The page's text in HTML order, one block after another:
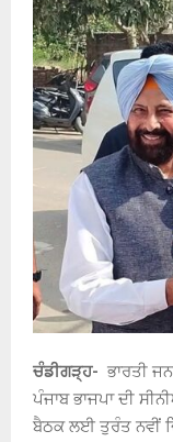
ਚੰਡੀਗੜ੍ਹ- ਭਾਰਤੀ
ਪੰਜਾਬ ਭਾਜਪਾ ਦੀ
ਬੈਠਕ ਲਈ ਤੁਰੰਤ ਨਵੀਂ